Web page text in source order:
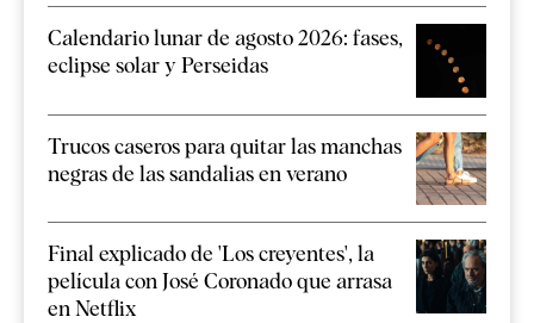
Calendario lunar de agosto 2026: fases,
eclipse solar y Perseidas
Trucos caseros para quitar las manchas
negras de las sandalias en verano
Final explicado de 'Los creyentes', la
película con José Coronado que arrasa
en Netflix